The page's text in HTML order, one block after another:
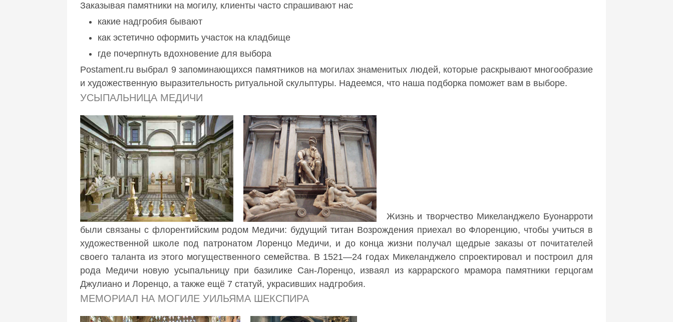
Заказывая памятники на могилу, клиенты часто спрашивают нас
какие надгробия бывают
как эстетично оформить участок на кладбище
где почерпнуть вдохновение для выбора
Postament.ru выбрал 9 запоминающихся памятников на могилах знаменитых людей, которые раскрывают многообразие
и художественную выразительность ритуальной скульптуры. Надеемся, что наша подборка поможет вам в выборе.
УСЫПАЛЬНИЦА МЕДИЧИ
Жизнь и творчество Микеланджело Буонарроти
были связаны с флорентийским родом Медичи: будущий титан Возрождения приехал во Флоренцию, чтобы учиться в
художественной школе под патронатом Лоренцо Медичи, и до конца жизни получал щедрые заказы от почитателей
своего таланта из этого могущественного семейства. В 1521—24 годах Микеланджело спроектировал и построил для
рода Медичи новую усыпальницу при базилике Сан-Лоренцо, изваял из каррарского мрамора памятники герцогам
Джулиано и Лоренцо, а также ещё 7 статуй, украсивших надгробия.
МЕМОРИАЛ НА МОГИЛЕ УИЛЬЯМА ШЕКСПИРА